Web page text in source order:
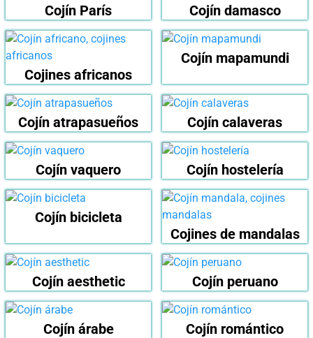
Cojín París Cojín damasco
Cojines africanos
Cojín mapamundi
Cojín atrapasueños Cojín calaveras
Cojín vaquero Cojín hostelería
Cojín bicicleta
Cojines de mandalas
Cojín aesthetic Cojín peruano
Cojín árabe Cojín romántico